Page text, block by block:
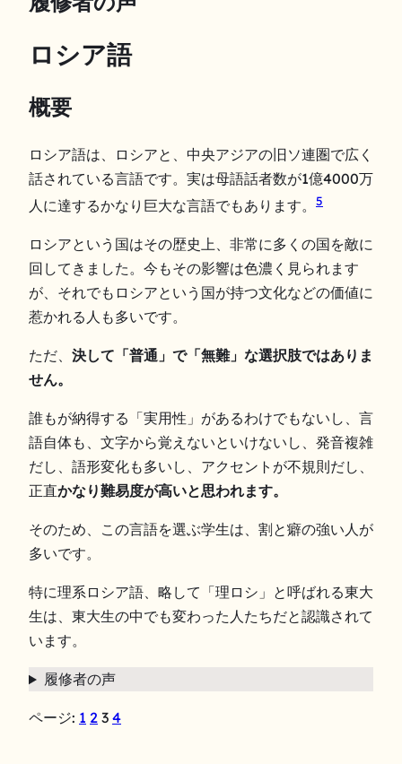
ロシア語
概要
ロシア語は、ロシアと、中央アジアの旧ソ連圏で広く
話されている言語です。実は母語話者数が1億4000万
人に達するかなり巨大な言語でもあります。
5
ロシアという国はその歴史上、非常に多くの国を敵に
回してきました。今もその影響は色濃く見られます
が、それでもロシアという国が持つ文化などの価値に
惹かれる人も多いです。
ただ、 決して「普通」で「無難」な選択肢ではありま
せん。
誰もが納得する「実用性」があるわけでもないし、言
語自体も、文字から覚えないといけないし、発音複雑
だし、語形変化も多いし、アクセントが不規則だし、
正直かなり難易度が高いと思われます。
そのため、この言語を選ぶ学生は、割と癖の強い人が
多いです。
特に理系ロシア語、略して「理ロシ」と呼ばれる東大
生は、東大生の中でも変わった人たちだと認識されて
います。
履修者の声
ページ: 1 2 3 4